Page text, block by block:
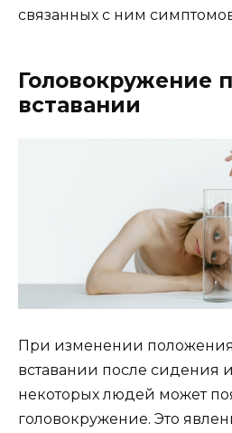
связанных с ним
Головокружение
вставании
При изменении положения
вставании после сидения
некоторых людей может
головокружение. Это